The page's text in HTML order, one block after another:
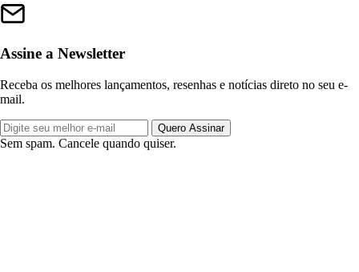
Assine a Newsletter
Receba os melhores lançamentos, resenhas e notícias direto no seu e-
mail.
Quero Assinar
Sem spam. Cancele quando quiser.